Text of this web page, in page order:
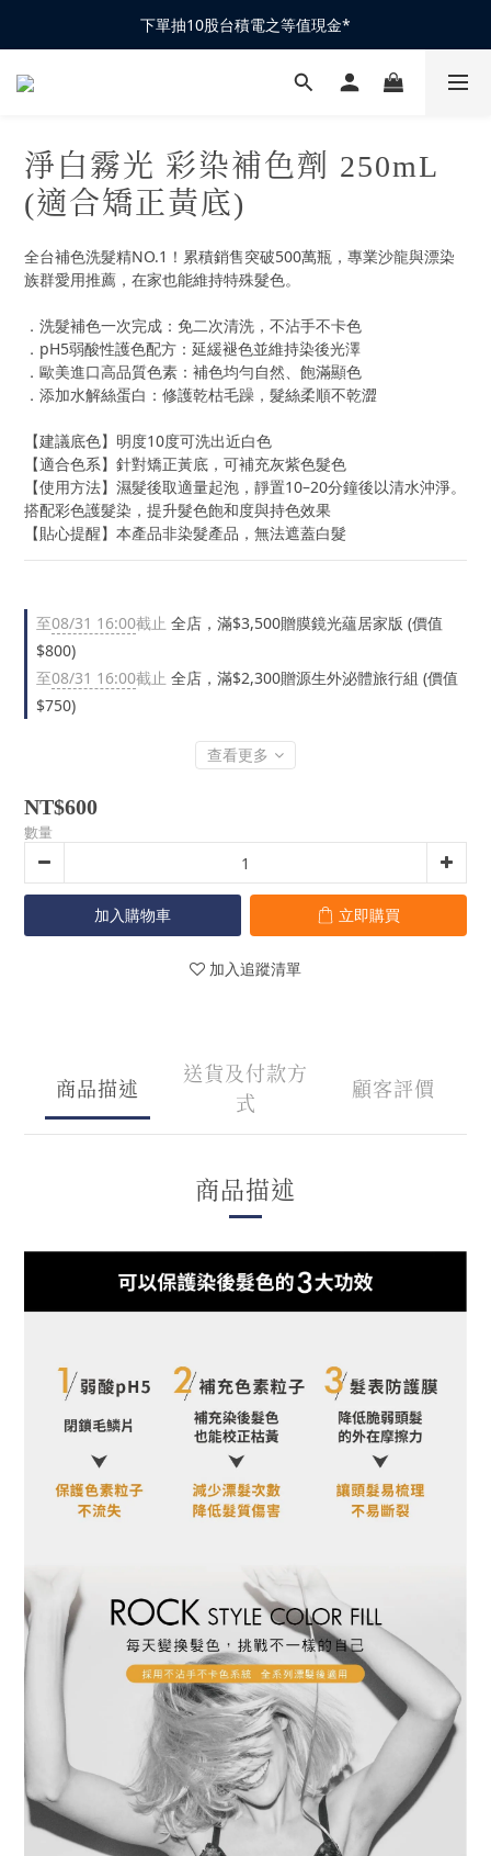
下單抽10股台積電之等值現金*
下單抽10股台積電之等值現金*
滿1200元抽1次｜滿2300元抽3次｜滿3500元抽5次
下單抽10股台積電之等值現金*
淨白霧光 彩染補色劑 250mL
(適合矯正黃底)
全台補色洗髮精NO.1！累積銷售突破500萬瓶，專業沙龍與漂染
族群愛用推薦，在家也能維持特殊髮色。
．洗髮補色一次完成：免二次清洗，不沾手不卡色
．pH5弱酸性護色配方：延緩褪色並維持染後光澤
．歐美進口高品質色素：補色均勻自然、飽滿顯色
．添加水解絲蛋白：修護乾枯毛躁，髮絲柔順不乾澀
【建議底色】明度10度可洗出近白色
【適合色系】針對矯正黃底，可補充灰紫色髮色
【使用方法】濕髮後取適量起泡，靜置10–20分鐘後以清水沖淨。
搭配彩色護髮染，提升髮色飽和度與持色效果
【貼心提醒】本產品非染髮產品，無法遮蓋白髮
至08/31 16:00截止 全店，滿$3,500贈膜鏡光蘊居家版 (價值
$800)
至08/31 16:00截止 全店，滿$2,300贈源生外泌體旅行組 (價值
$750)
查看更多
NT$600
數量
加入購物車 立即購買
加入追蹤清單
商品描述
送貨及付款方
式
顧客評價
商品描述